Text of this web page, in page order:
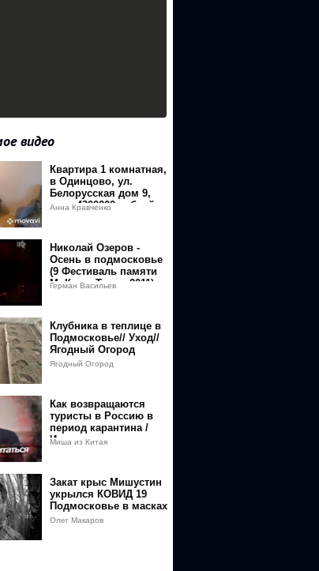
видео
Квартира 1 комнатная,
в Одинцово, ул.
Белорусская дом 9,
цена 4300000 рублей.
Анна Кравченко
Николай Озеров -
Осень в подмосковье
(9 Фестиваль памяти
М. Круга Тверь 2011)
Герман Васильев
Клубника в теплице в
Подмосковье// Уход//
Ягодный Огород
Ягодный Огород
Как возвращаются
туристы в Россию в
период карантина /
История из
Миша из Китая
Закат крыс Мишустин
укрылся КОВИД 19
Подмосковье в масках
Олег Макаров